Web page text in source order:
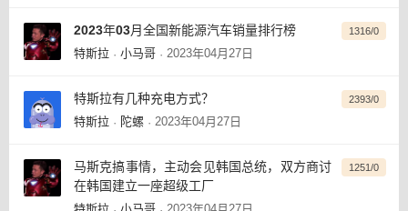
2023年03月全国新能源汽车销量排行榜
特斯拉 · 小马哥 · 2023年04月27日
1316/0
特斯拉有几种充电方式？
特斯拉 · 陀螺 · 2023年04月27日
2393/0
马斯克搞事情，主动会见韩国总统，双方商讨
在韩国建立一座超级工厂
特斯拉 小马哥 2023年04月27日
1251/0